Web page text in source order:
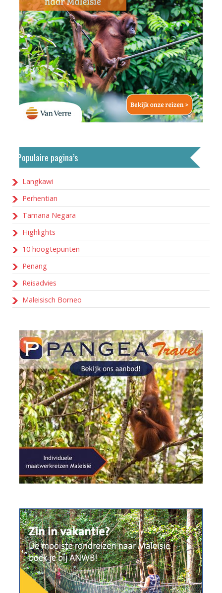
Populaire pagina’s
Langkawi
Perhentian
Tamana Negara
Highlights
10 hoogtepunten
Penang
Reisadvies
Maleisisch Borneo